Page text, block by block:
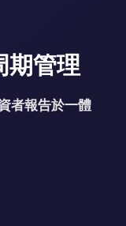
期管理
者報告於一體